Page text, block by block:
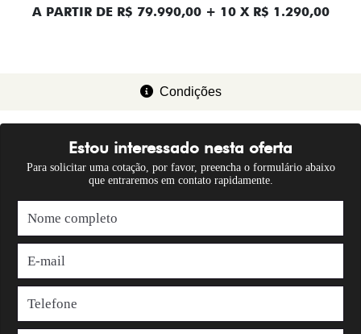
A PARTIR DE R$ 79.990,00 + 10 X R$ 1.290,00
Condições
Estou interessado nesta oferta
Para solicitar uma cotação, por favor, preencha o formulário abaixo
que entraremos em contato rapidamente.